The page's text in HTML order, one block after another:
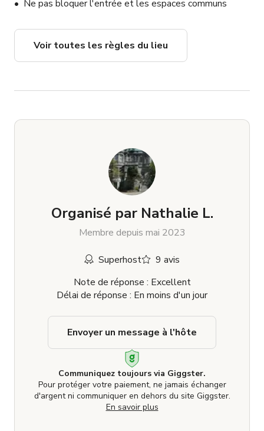
Ne pas bloquer l'entrée et les espaces communs
Voir toutes les règles du lieu
Organisé par Nathalie L.
Membre depuis mai 2023
Superhost
9 avis
Note de réponse : Excellent
Délai de réponse : En moins d'un jour
Communiquez toujours via Giggster.
Pour protéger votre paiement, ne jamais échanger
d'argent ni communiquer en dehors du site Giggster.
En savoir plus
Envoyer un message à l'hôte